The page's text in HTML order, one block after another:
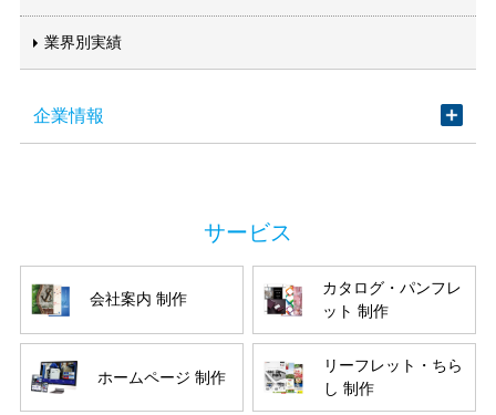
業界別実績
企業情報
会社案内 制作
カタログ・パンフレ
ット 制作
ホームページ 制作
リーフレット・ちら
し 制作